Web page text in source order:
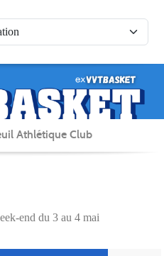
Athlétique Club
end du 3 au 4 mai